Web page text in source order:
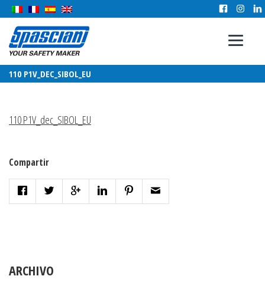
110 P1V_DEC_SIBOL_EU
110 P1V_dec_SIBOL_EU
Compartir
ARCHIVO